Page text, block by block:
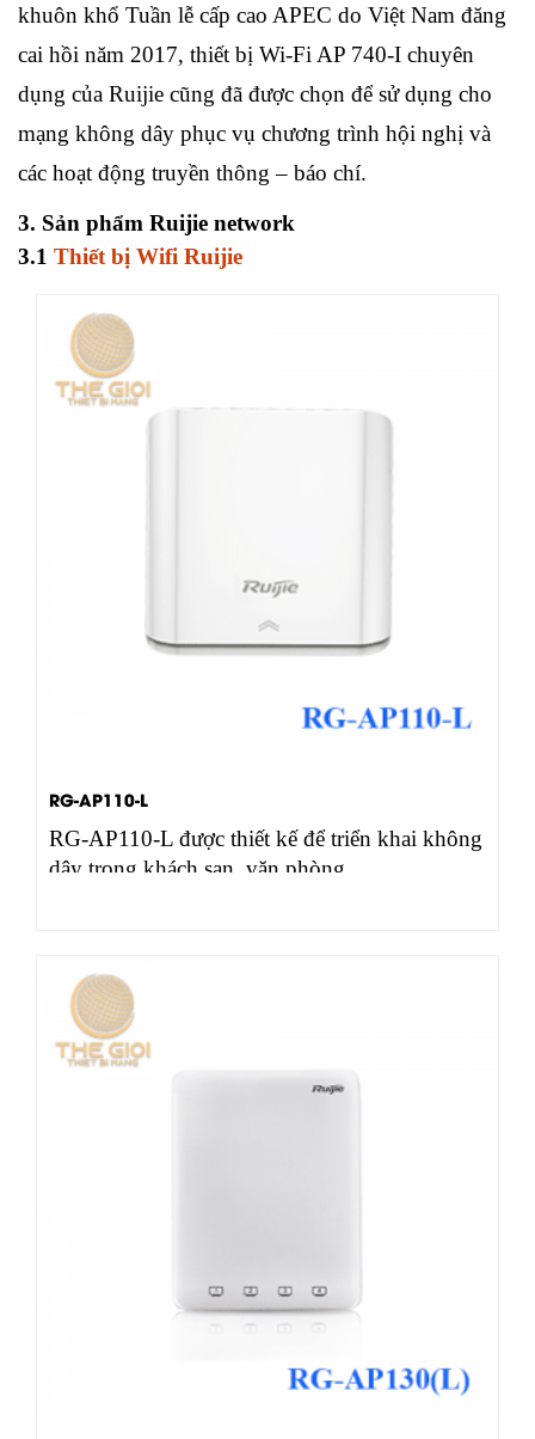
khuôn khổ Tuần lễ cấp cao APEC do Việt Nam đăng
cai hồi năm 2017, thiết bị Wi-Fi AP 740-I chuyên
dụng của Ruijie cũng đã được chọn để sử dụng cho
mạng không dây phục vụ chương trình hội nghị và
các hoạt động truyền thông – báo chí.
3. Sản phẩm Ruijie network
3.1 Thiết bị Wifi Ruijie
RG-AP110-L
RG-AP110-L được thiết kế để triển khai không
dây trong khách sạn, văn phòng,…